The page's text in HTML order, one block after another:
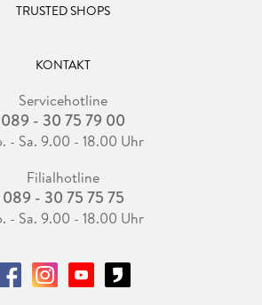
TRUSTED SHOPS
KONTAKT
Servicehotline
089 - 30 75 79 00
- Sa. 9.00 - 18.00 Uhr
Filialhotline
089 - 30 75 75 75
- Sa. 9.00 - 18.00 Uhr